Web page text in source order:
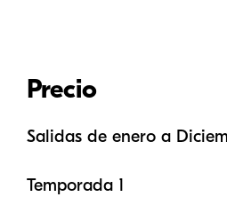
Precio
Salidas de enero a
Temporada 1